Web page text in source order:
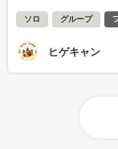
ソロ グループ
ヒゲキャン